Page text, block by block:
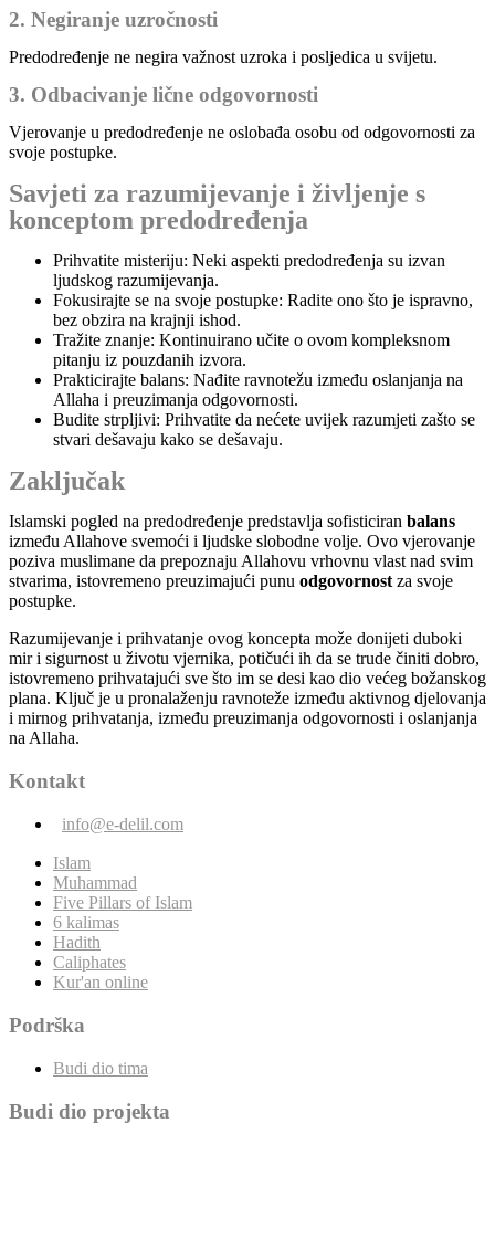
2. Negiranje uzročnosti
Predodređenje ne negira važnost uzroka i posljedica u svijetu.
3. Odbacivanje lične odgovornosti
Vjerovanje u predodređenje ne oslobađa osobu od odgovornosti za
svoje postupke.
Savjeti za razumijevanje i življenje s
konceptom predodređenja
Prihvatite misteriju: Neki aspekti predodređenja su izvan
ljudskog razumijevanja.
Fokusirajte se na svoje postupke: Radite ono što je ispravno,
bez obzira na krajnji ishod.
Tražite znanje: Kontinuirano učite o ovom kompleksnom
pitanju iz pouzdanih izvora.
Prakticirajte balans: Nađite ravnotežu između oslanjanja na
Allaha i preuzimanja odgovornosti.
Budite strpljivi: Prihvatite da nećete uvijek razumjeti zašto se
stvari dešavaju kako se dešavaju.
Zaključak
Islamski pogled na predodređenje predstavlja sofisticiran balans
između Allahove svemoći i ljudske slobodne volje. Ovo vjerovanje
poziva muslimane da prepoznaju Allahovu vrhovnu vlast nad svim
stvarima, istovremeno preuzimajući punu odgovornost za svoje
postupke.
Razumijevanje i prihvatanje ovog koncepta može donijeti duboki
mir i sigurnost u životu vjernika, potičući ih da se trude činiti dobro,
istovremeno prihvatajući sve što im se desi kao dio većeg božanskog
plana. Ključ je u pronalaženju ravnoteže između aktivnog djelovanja
i mirnog prihvatanja, između preuzimanja odgovornosti i oslanjanja
na Allaha.
Kontakt
info@e-delil.com
Islam
Muhammad
Five Pillars of Islam
6 kalimas
Hadith
Caliphates
Kur'an online
Podrška
Budi dio tima
Budi dio projekta